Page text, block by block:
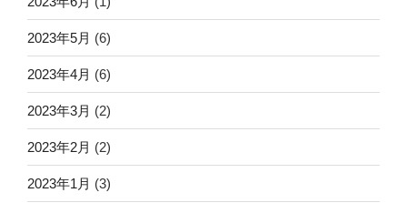
2023年5月 (6)
2023年4月 (6)
2023年3月 (2)
2023年2月 (2)
2023年1月 (3)